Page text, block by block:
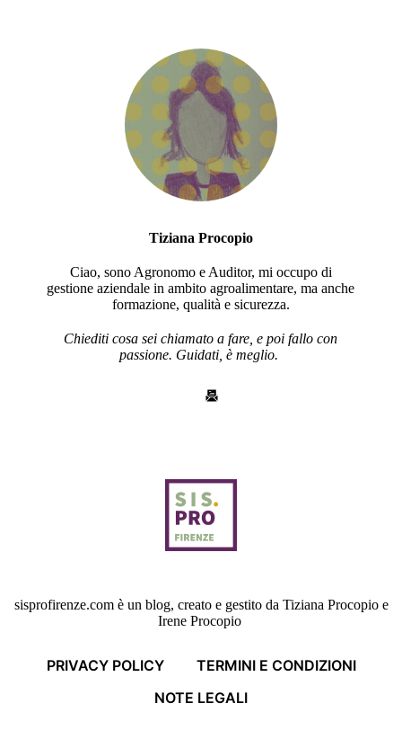
Tiziana Procopio
Ciao, sono Agronomo e Auditor, mi occupo di
gestione aziendale in ambito agroalimentare, ma anche
formazione, qualità e sicurezza.
Chiediti cosa sei chiamato a fare, e poi fallo con
passione. Guidati, è meglio.
sisprofirenze.com è un blog, creato e gestito da Tiziana Procopio e
Irene Procopio
PRIVACY POLICY
TERMINI E CONDIZIONI
NOTE LEGALI